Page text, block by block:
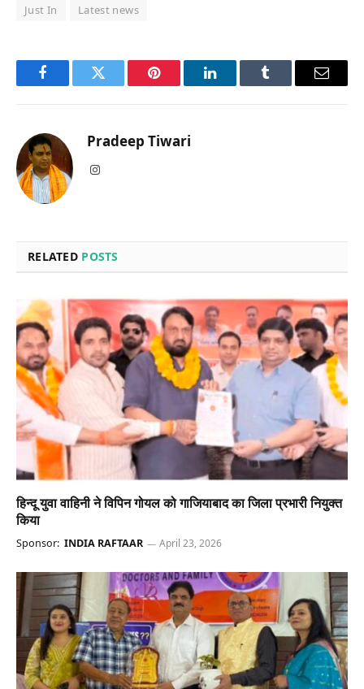
Just In Latest news
FacebookTwitter Pinterest LinkedInTumblr Email
Pradeep Tiwari
Instagram
RELATED POSTS
हिन्दू युवा वाहिनी ने विपिन गोयल को गाजियाबाद का जिला प्रभारी नियुक्त
किया
Sponsor: INDIA RAFTAAR April 23, 2026